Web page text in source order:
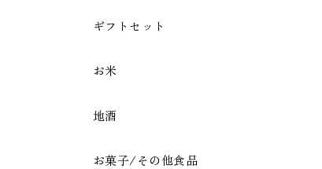
ギフトセット
お米
地酒
お菓子/その他食品